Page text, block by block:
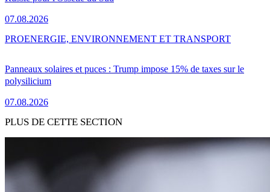
07.08.2026
Panneaux solaires et puces : Trump impose 15% de taxes sur le
polysilicium
07.08.2026
PROENERGIE, ENVIRONNEMENT ET TRANSPORT
PLUS DE CETTE SECTION